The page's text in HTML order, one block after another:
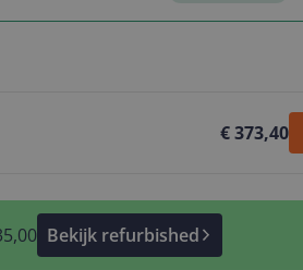
€ 373,40
Bekijk refurbished